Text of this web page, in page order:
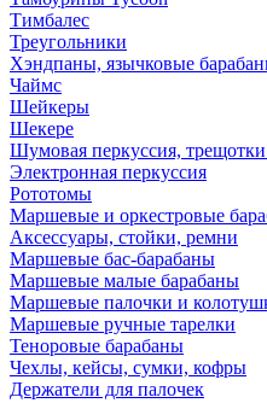
Тимбалес
Треугольники
Хэндпаны, язычковые
Чаймс
Шейкеры
Шекере
Шумовая перкуссия,
Электронная перкуссия
Рототомы
Маршевые и оркестровые
Аксессуары, стойки, ремни
Маршевые бас-барабаны
Маршевые малые барабаны
Маршевые палочки и
Маршевые ручные тарелки
Теноровые барабаны
Чехлы, кейсы, сумки, кофры
Держатели для палочек